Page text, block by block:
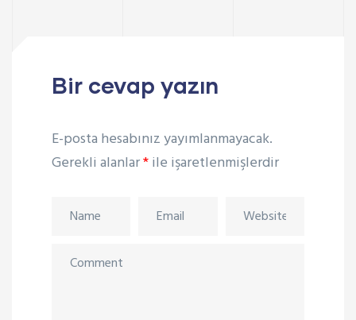
Bir cevap yazın
E-posta hesabınız yayımlanmayacak.
Gerekli alanlar*ile işaretlenmişlerdir